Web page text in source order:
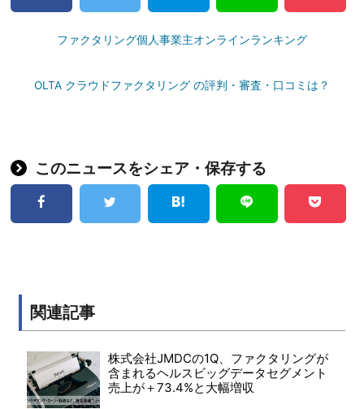
ファクタリング個人事業主オンラインランキング
OLTA クラウドファクタリング の評判・審査・口コミは？
このニュースをシェア・保存する
関連記事
株式会社JMDCの1Q、ファクタリングが
含まれるヘルスビッグデータセグメント
売上が＋73.4%と大幅増収